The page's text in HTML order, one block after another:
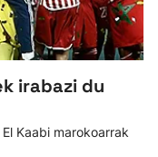
irabazi du
Kaabi marokoarrak